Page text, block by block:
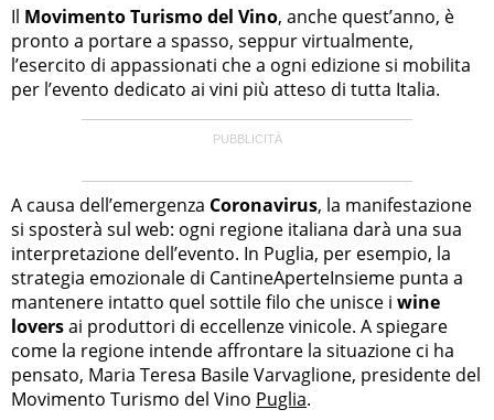
Il Movimento Turismo del Vino, anche quest’anno, è
pronto a portare a spasso, seppur virtualmente,
l’esercito di appassionati che a ogni edizione si mobilita
per l’evento dedicato ai vini più atteso di tutta Italia.
A causa dell’emergenza Coronavirus, la manifestazione
si sposterà sul web: ogni regione italiana darà una sua
interpretazione dell’evento. In Puglia, per esempio, la
strategia emozionale di CantineAperteInsieme punta a
mantenere intatto quel sottile filo che unisce i wine
loversai produttori di eccellenze vinicole. A spiegare
come la regione intende affrontare la situazione ci ha
pensato, Maria Teresa Basile Varvaglione, presidente del
Movimento Turismo del Vino Puglia.